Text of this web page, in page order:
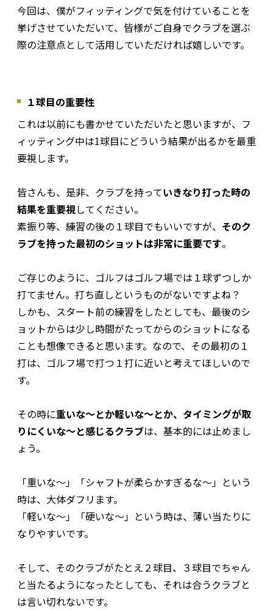
今回は、僕がフィッティングで気を付けていることを
挙げさせていただいて、皆様がご自身でクラブを選ぶ
際の注意点として活用していただければ嬉しいです。
１球目の重要性
これは以前にも書かせていただいたと思いますが、フ
ィッティング中は1球目にどういう結果が出るかを最重
要視します。
皆さんも、是非、クラブを持っていきなり打った時の
結果を重要視してください。
素振り等、練習の後の１球目でもいいですが、 そのク
ラブを持った最初のショットは非常に重要です。
ご存じのように、ゴルフはゴルフ場では１球ずつしか
打てません。打ち直しというものがないですよね？
しかも、スタート前の練習をしたとしても、最後のシ
ョットからは少し時間がたってからのショットになる
ことも想像できると思います。なので、その最初の１
打は、ゴルフ場で打つ１打に近いと考えてほしいので
す。
その時に重いな～とか軽いな～とか、タイミングが取
りにくいな～と感じるクラブは、基本的には止めまし
ょう。
「重いな～」「シャフトが柔らかすぎるな～」という
時は、大体ダフリます。
「軽いな～」「硬いな～」という時は、薄い当たりに
なりやすいです。
そして、そのクラブがたとえ２球目、３球目でちゃん
と当たるようになったとしても、それは合うクラブと
は言い切れないです。